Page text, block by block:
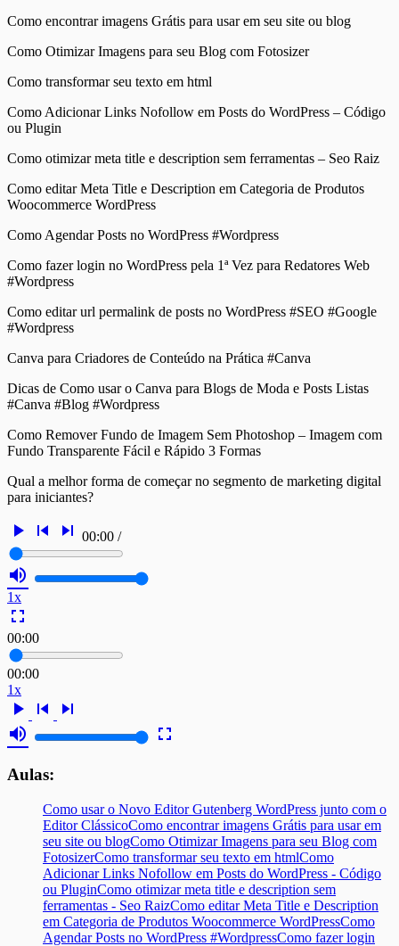
Como encontrar imagens Grátis para usar em seu site ou blog
Como Otimizar Imagens para seu Blog com Fotosizer
Como transformar seu texto em html
Como Adicionar Links Nofollow em Posts do WordPress – Código
ou Plugin
Como otimizar meta title e description sem ferramentas – Seo Raiz
Como editar Meta Title e Description em Categoria de Produtos
Woocommerce WordPress
Como Agendar Posts no WordPress #Wordpress
Como fazer login no WordPress pela 1ª Vez para Redatores Web
#Wordpress
Como editar url permalink de posts no WordPress #SEO #Google
#Wordpress
Canva para Criadores de Conteúdo na Prática #Canva
Dicas de Como usar o Canva para Blogs de Moda e Posts Listas
#Canva #Blog #Wordpress
Como Remover Fundo de Imagem Sem Photoshop – Imagem com
Fundo Transparente Fácil e Rápido 3 Formas
Qual a melhor forma de começar no segmento de marketing digital
para iniciantes?
play_arrow skip_previous skip_next 00:00 /
volume_up
1x
fullscreen
00:00
00:00
1x
play_arrow skip_previous
skip_next
volume_up
fullscreen
Aulas:
Como usar o Novo Editor Gutenberg WordPress junto com o
Editor ClássicoComo encontrar imagens Grátis para usar em
seu site ou blogComo Otimizar Imagens para seu Blog com
FotosizerComo transformar seu texto em htmlComo
Adicionar Links Nofollow em Posts do WordPress - Código
ou PluginComo otimizar meta title e description sem
ferramentas - Seo RaizComo editar Meta Title e Description
em Categoria de Produtos Woocommerce WordPressComo
Agendar Posts no WordPress #WordpressComo fazer login